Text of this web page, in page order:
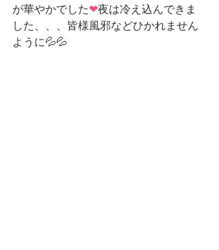
が華やかでした❤夜は冷え込んできま
した、、、皆様風邪などひかれません
ように💦💦